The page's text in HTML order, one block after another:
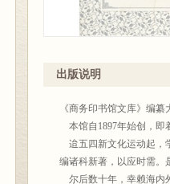
出版说明
《商务印书馆文库》编纂
本馆自1897年始创，即
迨五四新文化运动起，
编诸科新著，以应时需。
尔后数十年，幸赖海内